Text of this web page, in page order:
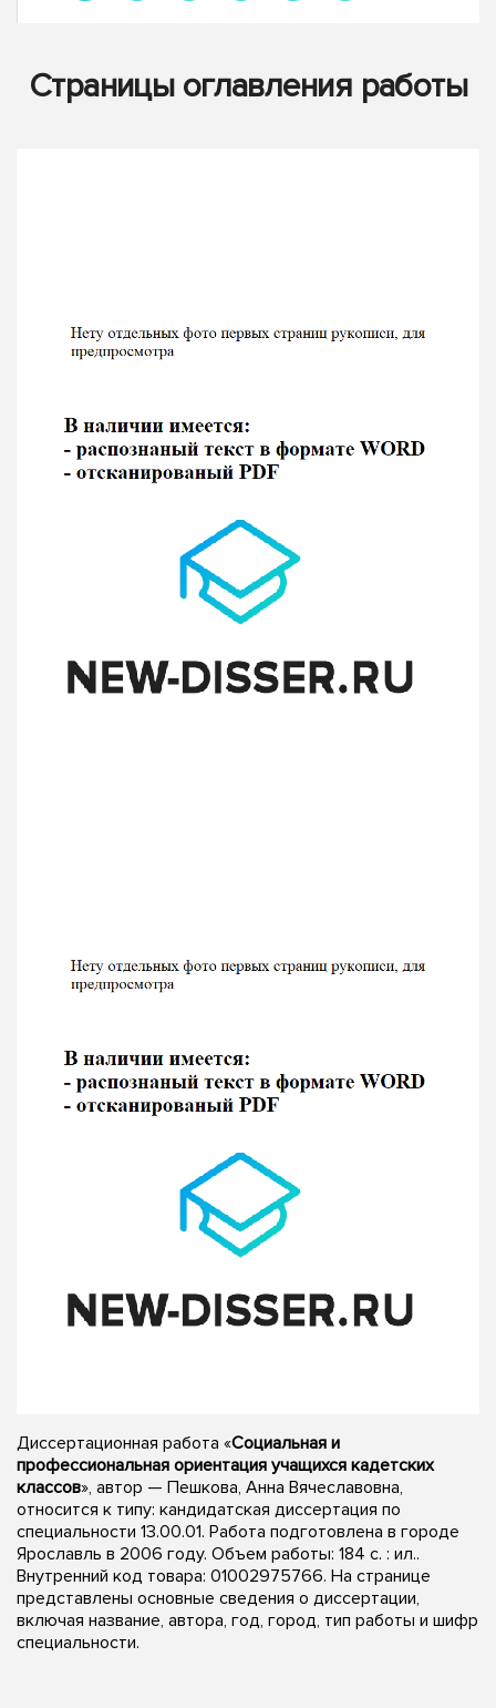
Страницы оглавления работы
Диссертационная работа «Социальная и
профессиональная ориентация учащихся кадетских
классов», автор — Пешкова, Анна Вячеславовна,
относится к типу: кандидатская диссертация по
специальности 13.00.01. Работа подготовлена в городе
Ярославль в 2006 году. Объем работы: 184 с. : ил..
Внутренний код товара: 01002975766. На странице
представлены основные сведения о диссертации,
включая название, автора, год, город, тип работы и шифр
специальности.